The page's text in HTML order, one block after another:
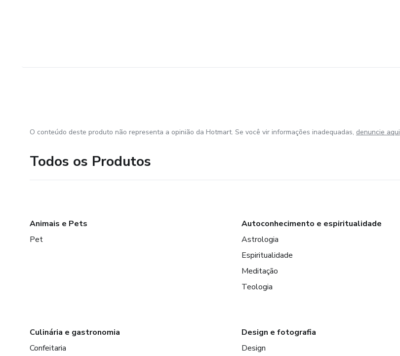
O conteúdo deste produto não representa a opinião da Hotmart. Se você vir informações inadequadas, denuncie aqui
Todos os Produtos
Animais e Pets
Pet
Autoconhecimento e espiritualidade
Astrologia
Espiritualidade
Meditação
Teologia
Culinária e gastronomia
Confeitaria
Design e fotografia
Design